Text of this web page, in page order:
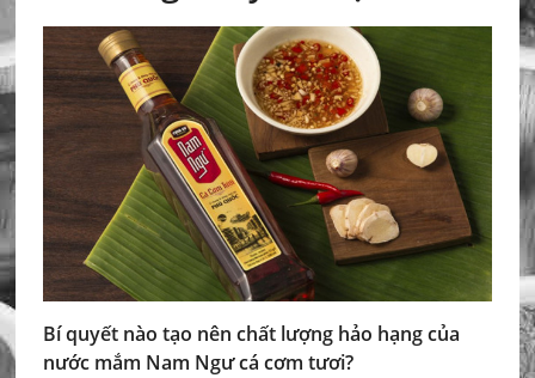
Bí quyết nào tạo nên chất lượng hảo hạng của
nước mắm Nam Ngư cá cơm tươi?